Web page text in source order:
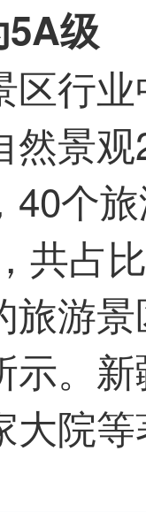
级
区行
然景
40个
共占
旅游
示。
大院